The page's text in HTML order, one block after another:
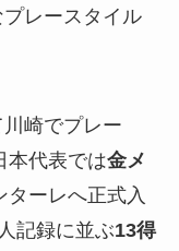
レースタイル
崎でプレー
本代表では金メ
ーレへ正式入
記録に並ぶ13得